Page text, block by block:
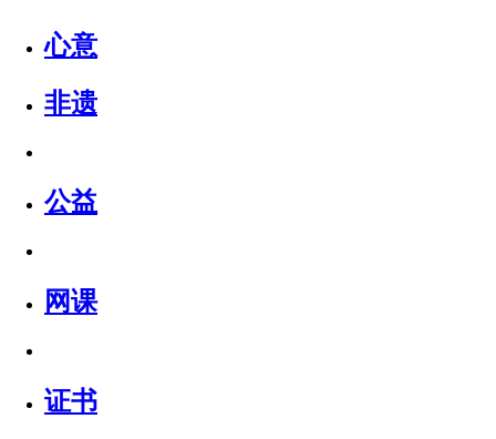
心意
非遗
公益
网课
证书